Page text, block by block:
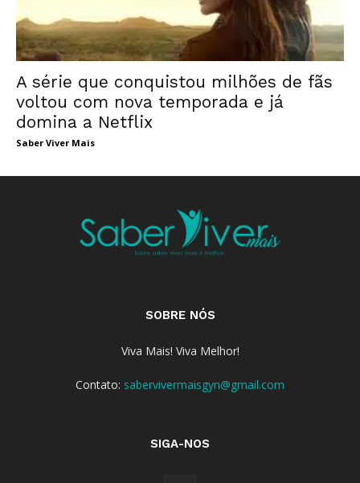
A série que conquistou milhões de fãs
voltou com nova temporada e já
domina a Netflix
Saber Viver Mais
SOBRE NÓS
Viva Mais! Viva Melhor!
Contato: sabervivermaisgyn@gmail.com
SIGA-NOS